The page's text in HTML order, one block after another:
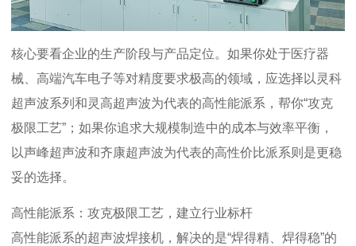
核心要看企业的生产阶段与产品定位。如果你处于医疗器
械、高端汽车电子等对精度要求极高的领域，应选择以灵科
超声波系列和灵高超声波为代表的高性能派系，帮你“攻克
极限工艺”；如果你追求大规模制造中的成本与效率平衡，
以声峰超声波和齐康超声波为代表的高性价比派系则是更稳
妥的选择。
高性能派系：攻克极限工艺，建立行业标杆
高性能派系的超声波焊接机，解决的是“焊得精、焊得稳”的